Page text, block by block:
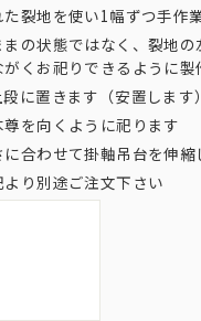
裂地を使い1幅ずつ手作
の状態ではなく、裂地
くお祀りできるように製
に置きます（安置します）
を向くように祀ります
合わせて掛軸吊台を伸
り別途ご注文下さい